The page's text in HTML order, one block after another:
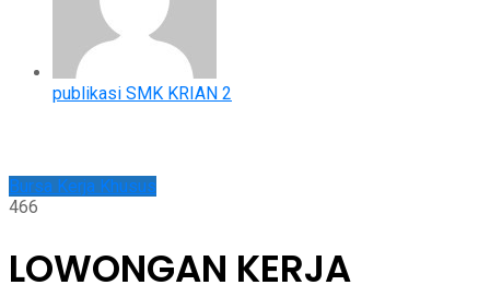
publikasi SMK KRIAN 2
Bursa Kerja Khusus
466
LOWONGAN KERJA